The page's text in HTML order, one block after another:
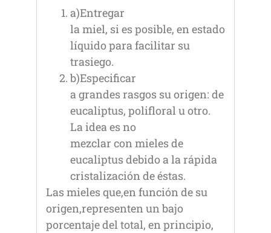
a)Entregar
la miel, si es posible, en estado
líquido para facilitar su
trasiego.
b)Especificar
a grandes rasgos su origen: de
eucaliptus, polifloral u otro.
La idea es no
mezclar con mieles de
eucaliptus debido a la rápida
cristalización de éstas.
Las mieles que,en función de su
origen,representen un bajo
porcentaje del total, en principio,